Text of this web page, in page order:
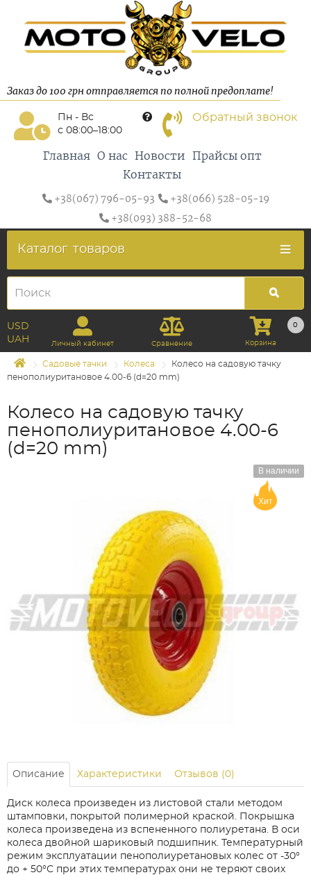
Заказ до 100 грн отправляется по полной предоплате!
Пн - Вс
с 08:00–18:00
Обратный звонок
Главная О нас Новости
Прайсы опт
Контакты
+38(067) 796-05-93
+38(066) 528-05-19
+38(093) 388-52-68
Каталог товаров
USD
UAH
Личный кабинет Сравнение
0
Корзина
Садовые тачки Колеса
Колесо на садовую тачку
пенополиуритановое 4.00-6 (d=20 mm)
Колесо на садовую тачку
пенополиуритановое 4.00-6
(d=20 mm)
В наличии
Хит
Описание Характеристики Отзывов (0)
Диск колеса произведен из листовой стали методом
штамповки, покрытой полимерной краской. Покрышка
колеса произведена из вспененного полиуретана. В оси
колеса двойной шариковый подшипник. Температурный
режим эксплуатации пенополиуретановых колес от -30°
до + 50°С при этих температурах они не теряют своих